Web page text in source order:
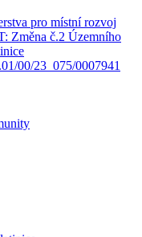
pro místní rozvoj
Změna č.2 Územního
00/23_075/0007941